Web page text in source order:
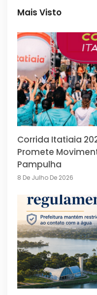
Mais Visto
Corrida Itatiaia
Promete
Pampulha
8 De Julho De 2026